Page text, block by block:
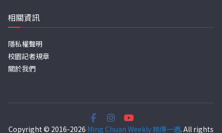
相關資訊
隱私權聲明
校園記者規章
關於我們
Copyright © 2016-2026 Ming Chuan Weekly 銘傳一週. All rights